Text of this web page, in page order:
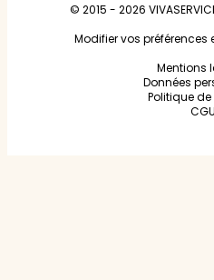
© 2015 - 2026
Modifier vos préférences
Mentions
Données
Politique
CGU